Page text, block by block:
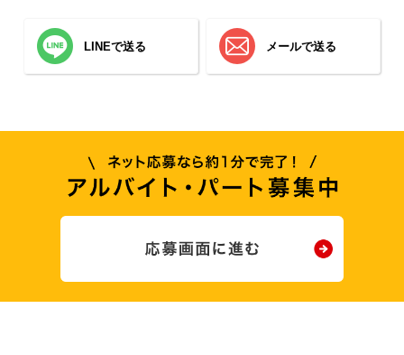
LINEで送る メールで送る